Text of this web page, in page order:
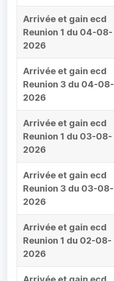
Arrivée et gain ecd
Reunion 1 du 04-08-
2026
Arrivée et gain ecd
Reunion 3 du 04-08-
2026
Arrivée et gain ecd
Reunion 1 du 03-08-
2026
Arrivée et gain ecd
Reunion 3 du 03-08-
2026
Arrivée et gain ecd
Reunion 1 du 02-08-
2026